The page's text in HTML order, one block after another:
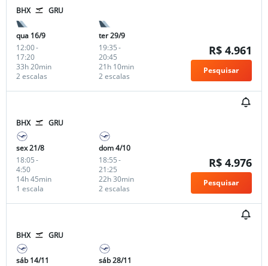
BHX GRU
qua 16/9
12:00-
17:20
2 escalas
33h 20min
ter 29/9
19:35-
20:45
2 escalas
21h 10min
R$ 4.961
Pesquisar
BHX GRU
sex 21/8
18:05-
4:50
1 escala
14h 45min
dom 4/10
18:55-
21:25
2 escalas
22h 30min
R$ 4.976
Pesquisar
BHX GRU
sáb 14/11
sáb 28/11